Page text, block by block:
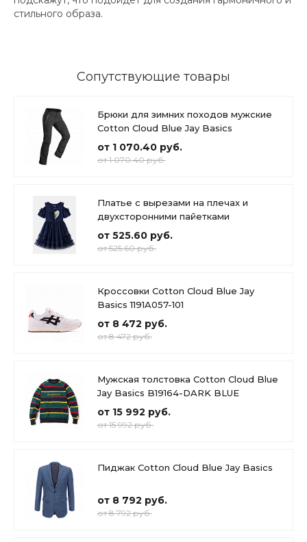
стильного образа.
Сопутствующие товары
Брюки для зимних походов мужские
Cotton Cloud Blue Jay Basics
от 1 070.40 руб.
от 1 070.40 руб.
Платье с вырезами на плечах и
двухсторонними пайетками
от 525.60 руб.
от 525.60 руб.
Кроссовки Cotton Cloud Blue Jay
Basics 1191A057-101
от 8 472 руб.
от 8 472 руб.
Мужская толстовка Cotton Cloud Blue
Jay Basics B19164-DARK BLUE
от 15 992 руб.
от 15 992 руб.
Пиджак Cotton Cloud Blue Jay Basics
от 8 792 руб.
от 8 792 руб.